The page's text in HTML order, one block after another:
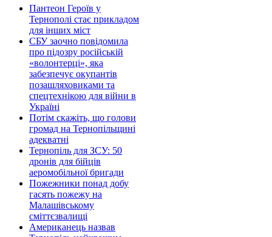
Пантеон Героїв у
Тернополі стає прикладом
для інших міст
СБУ заочно повідомила
про підозру російській
«волонтерці», яка
забезпечує окупантів
позашляховиками та
спецтехнікою для війни в
Україні
Потім скажіть, що голови
громад на Тернопільщині
адекватні
Тернопіль для ЗСУ: 50
дронів для бійців
аеромобільної бригади
Пожежники понад добу
гасять пожежу на
Малашівському
сміттєзвалищі
Американець назвав